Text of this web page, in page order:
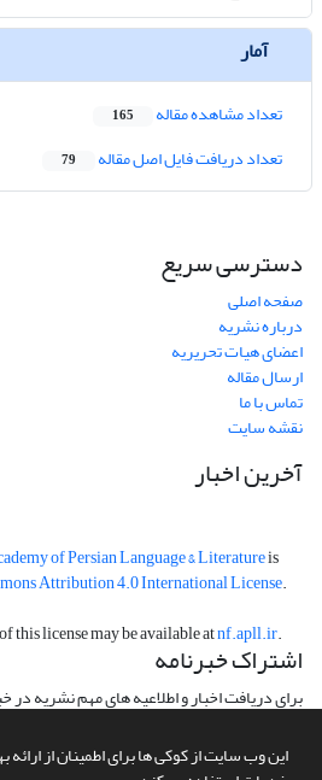
این وب سایت از کوکی ها برای اطمینان از ارائه
آمار
تعداد مشاهده مقاله 165
تعداد دریافت فایل اصل مقاله 79
دسترسی سریع
صفحه اصلی
درباره نشریه
اعضای هیات تحریریه
ارسال مقاله
تماس با ما
نقشه سایت
آخرین اخبار
of Persian Language & Literatureis
Attribution 4.0 International License.
this license may be available atnf.apll.ir.
اشتراک خبرنامه
برای دریافت اخبار و اطلاعیه های مهم نشریه